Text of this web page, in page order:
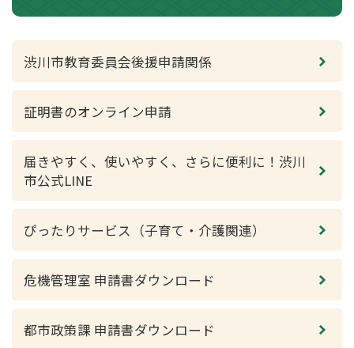
渋川市教育委員会後援申請関係
証明書のオンライン申請
届きやすく、使いやすく、さらに便利に！渋川
市公式LINE
ぴったりサービス（子育て・介護関連）
危機管理室 申請書ダウンロード
都市政策課 申請書ダウンロード